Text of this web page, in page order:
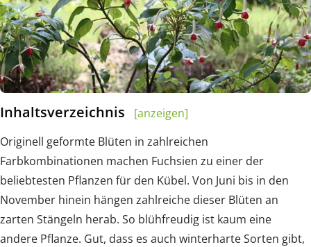
Inhaltsverzeichnis
[anzeigen]
Originell geformte Blüten in zahlreichen
Farbkombinationen machen Fuchsien zu einer der
beliebtesten Pflanzen für den Kübel. Von Juni bis in den
November hinein hängen zahlreiche dieser Blüten an
zarten Stängeln herab. So blühfreudig ist kaum eine
andere Pflanze. Gut, dass es auch winterharte Sorten gibt,